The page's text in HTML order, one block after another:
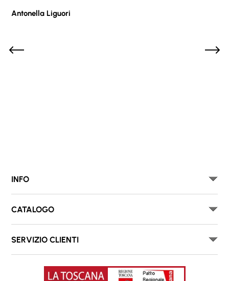
Antonella Liguori
INFO
CATALOGO
SERVIZIO CLIENTI